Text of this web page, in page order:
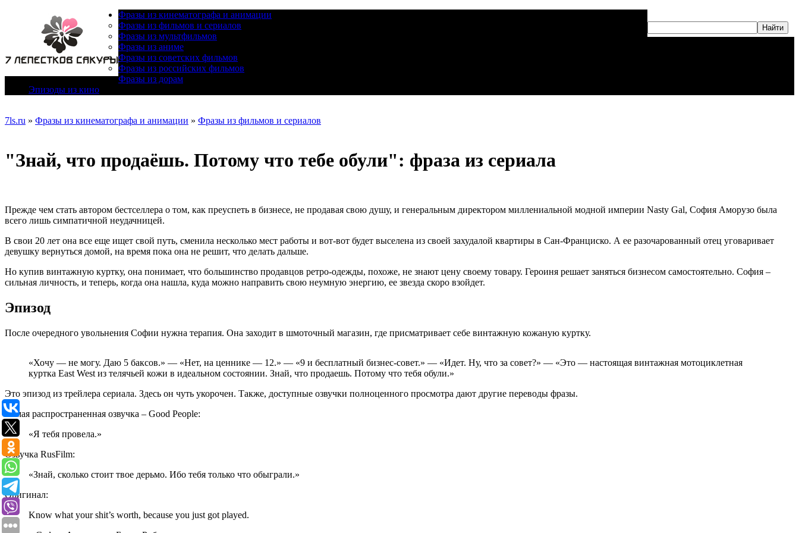
Фразы из кинематографа и анимации
Фразы из фильмов и сериалов
Фразы из мультфильмов
Фразы из аниме
Фразы из советских фильмов
Фразы из российских фильмов
Фразы из дорам
Эпизоды из кино
7ls.ru » Фразы из кинематографа и анимации » Фразы из фильмов и сериалов
"Знай, что продаёшь. Потому что тебе обули": фраза из сериала
Прежде чем стать автором бестселлера о том, как преуспеть в бизнесе, не продавая свою душу, и генеральным директором миллениальной модной империи Nasty Gal, София Аморузо была
всего лишь симпатичной неудачницей.
В свои 20 лет она все еще ищет свой путь, сменила несколько мест работы и вот-вот будет выселена из своей захудалой квартиры в Сан-Франциско. А ее разочарованный отец уговаривает
девушку вернуться домой, на время пока она не решит, что делать дальше.
Но купив винтажную куртку, она понимает, что большинство продавцов ретро-одежды, похоже, не знают цену своему товару. Героиня решает заняться бизнесом самостоятельно. София –
сильная личность, и теперь, когда она нашла, куда можно направить свою неумную энергию, ее звезда скоро взойдет.
Эпизод
После очередного увольнения Софии нужна терапия. Она заходит в шмоточный магазин, где присматривает себе винтажную кожаную куртку.
«Хочу — не могу. Даю 5 баксов.» — «Нет, на ценнике — 12.» — «9 и бесплатный бизнес-совет.» — «Идет. Ну, что за совет?» — «Это — настоящая винтажная мотоциклетная
куртка East West из телячьей кожи в идеальном состоянии. Знай, что продаешь. Потому что тебя обули.»
Это эпизод из трейлера сериала. Здесь он чуть укорочен. Также, доступные озвучки полноценного просмотра дают другие переводы фразы.
Самая распространенная озвучка – Good People:
«Я тебя провела.»
Озвучка RusFilm:
«Знай, сколько стоит твое дерьмо. Ибо тебя только что обыграли.»
Оригинал:
Know what your shit’s worth, because you just got played.